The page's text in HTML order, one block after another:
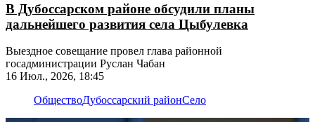
В Дубоссарском районе обсудили планы
дальнейшего развития села Цыбулевка
Выездное совещание провел глава районной
госадминистрации Руслан Чабан
16 Июл., 2026, 18:45
ОбществоДубоссарский районСело